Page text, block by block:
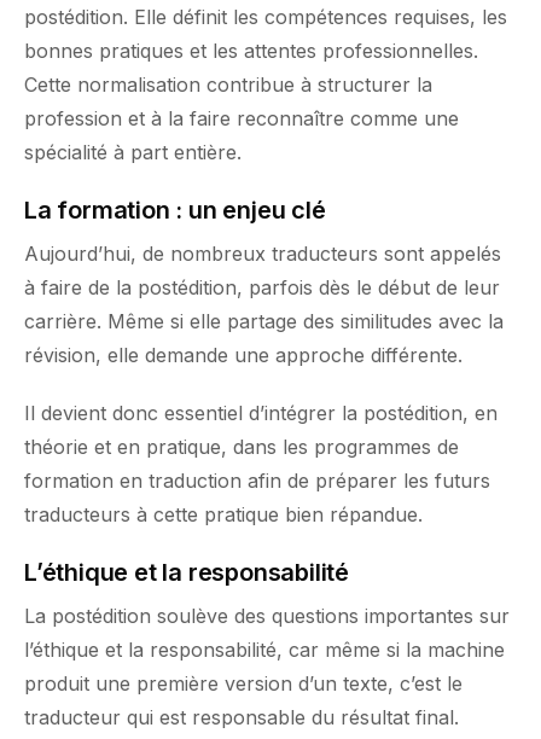
postédition. Elle définit les compétences requises, les
bonnes pratiques et les attentes professionnelles.
Cette normalisation contribue à structurer la
profession et à la faire reconnaître comme une
spécialité à part entière.
La formation : un enjeu clé
Aujourd’hui, de nombreux traducteurs sont appelés
à faire de la postédition, parfois dès le début de leur
carrière. Même si elle partage des similitudes avec la
révision, elle demande une approche différente.
Il devient donc essentiel d’intégrer la postédition, en
théorie et en pratique, dans les programmes de
formation en traduction afin de préparer les futurs
traducteurs à cette pratique bien répandue.
L’éthique et la responsabilité
La postédition soulève des questions importantes sur
l’éthique et la responsabilité, car même si la machine
produit une première version d’un texte, c’est le
traducteur qui est responsable du résultat final.